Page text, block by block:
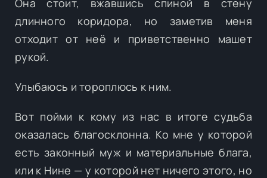
Она стоит, вжавшись спиной в стену
длинного коридора, но заметив меня
отходит от неё и приветственно машет
рукой.
Улыбаюсь и тороплюсь к ним.
Вот пойми к кому из нас в итоге судьба
оказалась благосклонна. Ко мне у которой
есть законный муж и материальные блага,
или к Нине — у которой нет ничего этого, но